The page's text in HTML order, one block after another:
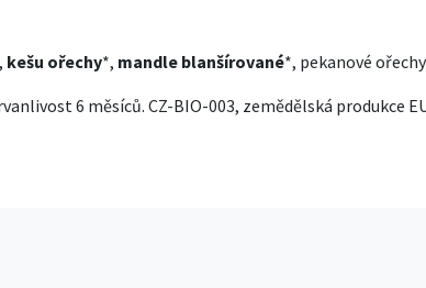
kešu ořechy*, mandle blanšírované*, pekanové
6 měsíců. CZ-BIO-003, zemědělská produkce